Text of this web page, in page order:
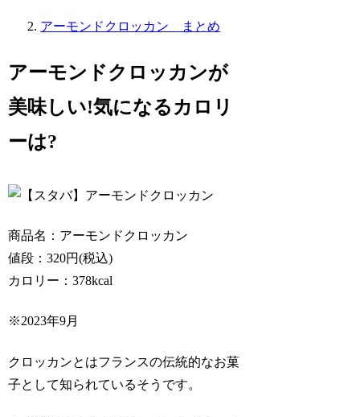
アーモンドクロッカン まとめ
アーモンドクロッカンが
美味しい!気になるカロリ
ーは?
商品名：アーモンドクロッカン
値段：320円(税込)
カロリー：378kcal
※2023年9月
クロッカンとはフランスの伝統的なお菓
子として知られているそうです。